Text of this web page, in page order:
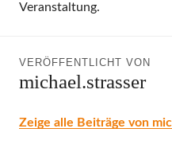
Veranstaltung.
VERÖFFENTLICHT VON
michael.strasser
Zeige alle Beiträge von